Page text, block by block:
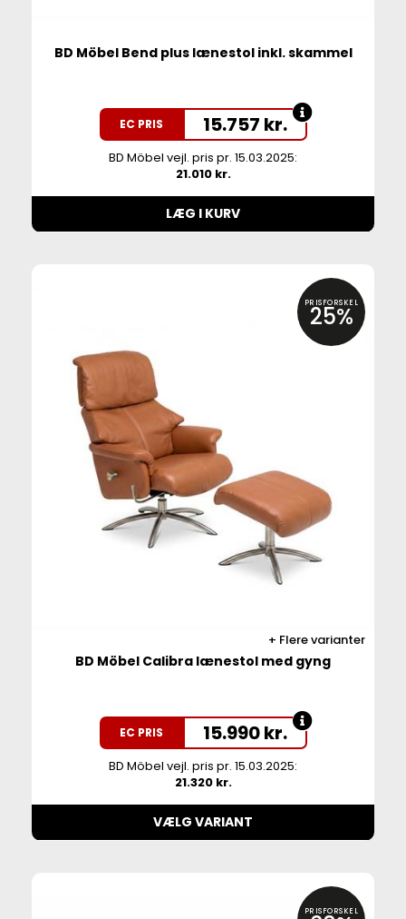
BD Möbel Bend plus lænestol inkl. skammel
EC PRIS 15.757 kr.
BD Möbel vejl. pris pr. 15.03.2025:
21.010 kr.
LÆG I KURV
PRISFORSKEL
25%
Flere varianter
BD Möbel Calibra lænestol med gyng
EC PRIS 15.990kr.
BD Möbel vejl. pris pr. 15.03.2025:
21.320 kr.
VÆLG VARIANT
PRISFORSKEL